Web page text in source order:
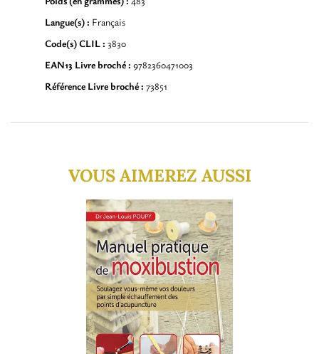
Langue(s) : Français
Code(s) CLIL : 3830
EAN13 Livre broché : 9782360471003
Référence Livre broché : 73851
VOUS AIMEREZ AUSSI